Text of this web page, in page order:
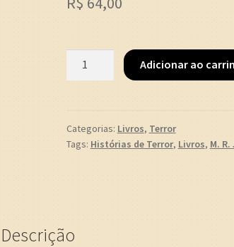
James)
quantidade
Adicionar ao
Categorias: Livros, Terror
Tags: Histórias de Terror, Livros, M.
Descrição